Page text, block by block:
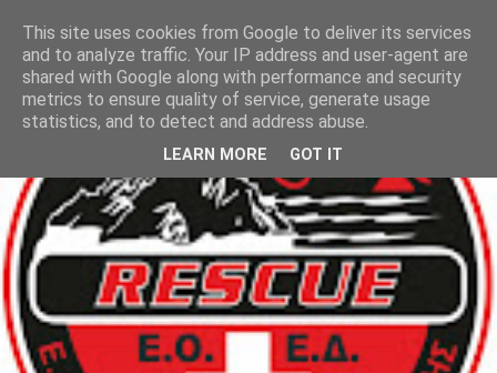
This site uses cookies from Google to deliver its services
and to analyze traffic. Your IP address and user-agent are
shared with Google along with performance and security
metrics to ensure quality of service, generate usage
statistics, and to detect and address abuse.
LEARN MORE GOT IT